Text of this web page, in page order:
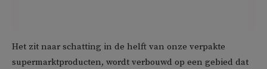
Het zit naar schatting in de helft van onze verpakte
supermarktproducten, wordt verbouwd op een gebied dat